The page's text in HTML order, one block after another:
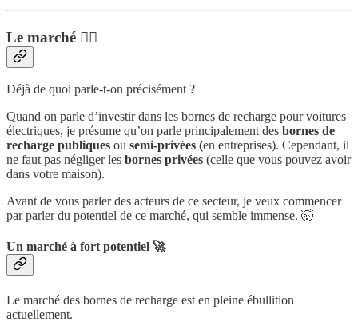
Le marché 💁‍♂️
Déjà de quoi parle-t-on précisément ?
Quand on parle d’investir dans les bornes de recharge pour voitures
électriques, je présume qu’on parle principalement des bornes de
recharge publiques ou semi-privées (en entreprises). Cependant, il
ne faut pas négliger les bornes privées (celle que vous pouvez avoir
dans votre maison).
Avant de vous parler des acteurs de ce secteur, je veux commencer
par parler du potentiel de ce marché, qui semble immense. 🤯
Un marché à fort potentiel 🚀
Le marché des bornes de recharge est en pleine ébullition
actuellement.